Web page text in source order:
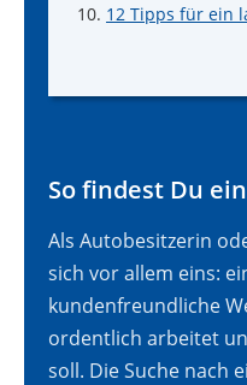
12 Tipps für ein
So findest Du
Als Autobesitzerin
sich vor allem eins:
kundenfreundliche
ordentlich arbeitet
soll. Die Suche nach